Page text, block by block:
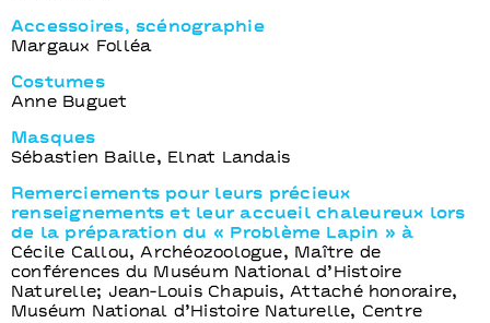
Accessoires, scénographie
Margaux Folléa
Costumes
Anne Buguet
Masques
Sébastien Baille, Elnat Landais
Remerciements pour leurs précieux
renseignements et leur accueil chaleureux lors
de la préparation du « Problème Lapin » à
Cécile Callou, Archéozoologue, Maître de
conférences du Muséum National d’Histoire
Naturelle; Jean-Louis Chapuis, Attaché honoraire,
Muséum National d’Histoire Naturelle, Centre